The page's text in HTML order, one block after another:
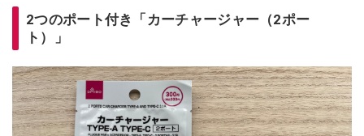
2つのポート付き「カーチャージャー（2ポー
ト）」